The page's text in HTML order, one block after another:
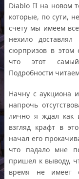
Diablo II на новом
которые, по сути,
счету мы имеем
нехило
сюрпризов в этом
что этот
Подробности
Начну с аукциона
напрочь
лично я ждал как
взгляд крафт в
начал его
что падало мне
пришел к выводу,
время не имеет